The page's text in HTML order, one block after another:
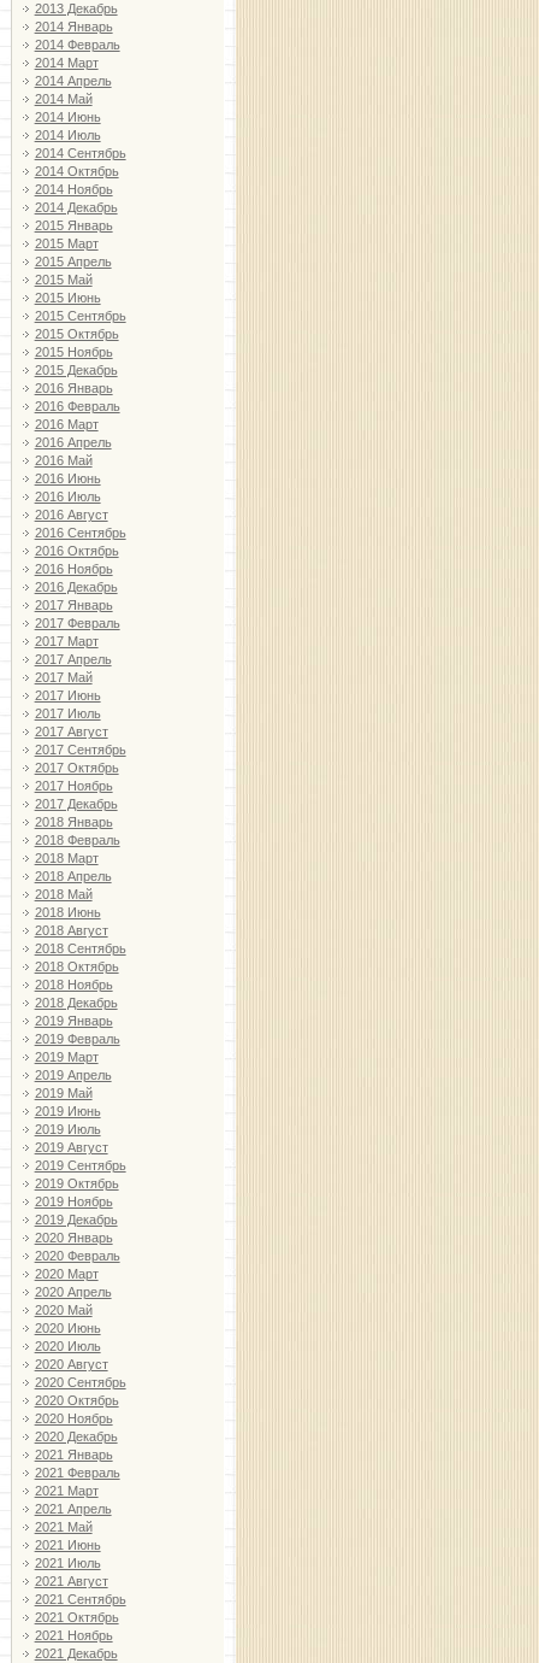
2013 Декабрь
2014 Январь
2014 Февраль
2014 Март
2014 Апрель
2014 Май
2014 Июнь
2014 Июль
2014 Сентябрь
2014 Октябрь
2014 Ноябрь
2014 Декабрь
2015 Январь
2015 Март
2015 Апрель
2015 Май
2015 Июнь
2015 Сентябрь
2015 Октябрь
2015 Ноябрь
2015 Декабрь
2016 Январь
2016 Февраль
2016 Март
2016 Апрель
2016 Май
2016 Июнь
2016 Июль
2016 Август
2016 Сентябрь
2016 Октябрь
2016 Ноябрь
2016 Декабрь
2017 Январь
2017 Февраль
2017 Март
2017 Апрель
2017 Май
2017 Июнь
2017 Июль
2017 Август
2017 Сентябрь
2017 Октябрь
2017 Ноябрь
2017 Декабрь
2018 Январь
2018 Февраль
2018 Март
2018 Апрель
2018 Май
2018 Июнь
2018 Август
2018 Сентябрь
2018 Октябрь
2018 Ноябрь
2018 Декабрь
2019 Январь
2019 Февраль
2019 Март
2019 Апрель
2019 Май
2019 Июнь
2019 Июль
2019 Август
2019 Сентябрь
2019 Октябрь
2019 Ноябрь
2019 Декабрь
2020 Январь
2020 Февраль
2020 Март
2020 Апрель
2020 Май
2020 Июнь
2020 Июль
2020 Август
2020 Сентябрь
2020 Октябрь
2020 Ноябрь
2020 Декабрь
2021 Январь
2021 Февраль
2021 Март
2021 Апрель
2021 Май
2021 Июнь
2021 Июль
2021 Август
2021 Сентябрь
2021 Октябрь
2021 Ноябрь
2021 Декабрь